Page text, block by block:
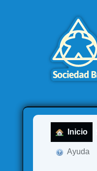
Inicio
Ayuda